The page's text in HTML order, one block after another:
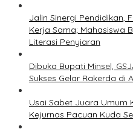
Jalin Sinergi Pendidikan,
Kerja Sama; Mahasiswa
Literasi Penyiaran
Dibuka Bupati Minsel,
Sukses Gelar Rakerda di
Usai Sabet Juara Umum
Kejurnas Pacuan Kuda